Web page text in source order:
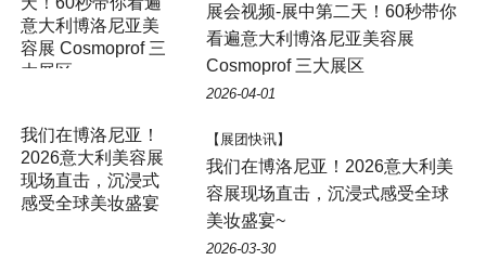
展会视频-展中第二天！60秒带你
看遍意大利博洛尼亚美容展
Cosmoprof 三大展区
2026-04-01
我们在博洛尼亚！
2026意大利美容展
现场直击，沉浸式
感受全球美妆盛宴
【展团快讯】
我们在博洛尼亚！2026意大利美
容展现场直击，沉浸式感受全球
美妆盛宴~
2026-03-30